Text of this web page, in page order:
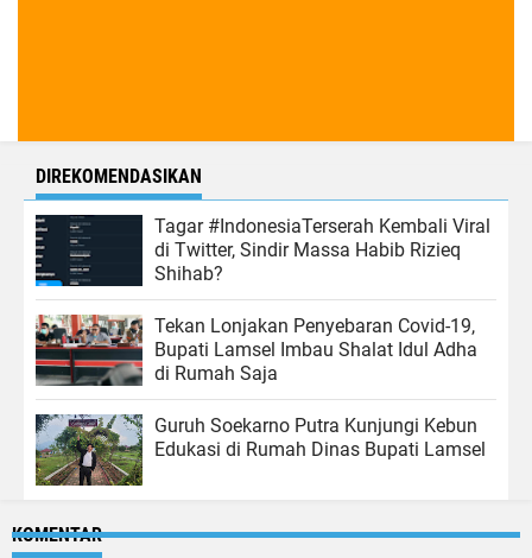
DIREKOMENDASIKAN
Tagar #IndonesiaTerserah Kembali Viral
di Twitter, Sindir Massa Habib Rizieq
Shihab?
Tekan Lonjakan Penyebaran Covid-19,
Bupati Lamsel Imbau Shalat Idul Adha
di Rumah Saja
Guruh Soekarno Putra Kunjungi Kebun
Edukasi di Rumah Dinas Bupati Lamsel
KOMENTAR